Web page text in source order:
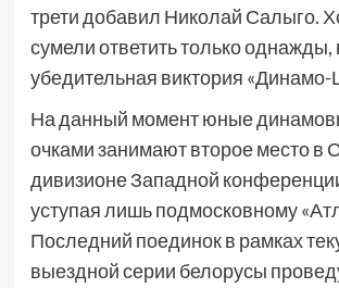
трети добавил Николай Салыго.
сумели ответить только однажды,
убедительная виктория
На данный момент юные
очками занимают второе место в
дивизионе Западной
уступая лишь подмосковному
Последний поединок в рамках
выездной серии белорусы